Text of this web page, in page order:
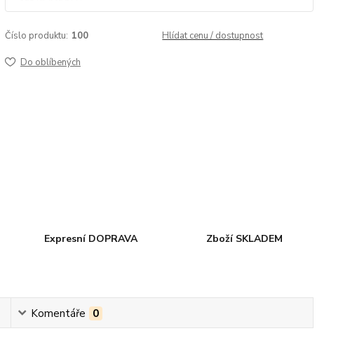
Číslo produktu: 100 Hlídat cenu / dostupnost
Do oblíbených
Expresní DOPRAVA Zboží SKLADEM
Komentáře 0